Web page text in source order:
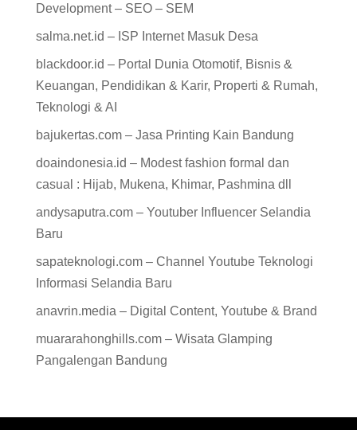
Development – SEO – SEM
salma.net.id – ISP Internet Masuk Desa
blackdoor.id – Portal Dunia Otomotif, Bisnis &
Keuangan, Pendidikan & Karir, Properti & Rumah,
Teknologi & AI
bajukertas.com – Jasa Printing Kain Bandung
doaindonesia.id – Modest fashion formal dan
casual : Hijab, Mukena, Khimar, Pashmina dll
andysaputra.com – Youtuber Influencer Selandia
Baru
sapateknologi.com – Channel Youtube Teknologi
Informasi Selandia Baru
anavrin.media – Digital Content, Youtube & Brand
muararahonghills.com – Wisata Glamping
Pangalengan Bandung